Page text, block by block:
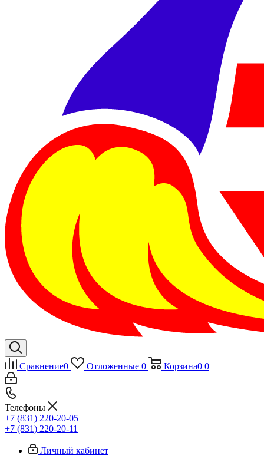
Сравнение0 Отложенные 0 Корзина0 0
Телефоны
+7 (831) 220-20-05
+7 (831) 220-20-11
Личный кабинет